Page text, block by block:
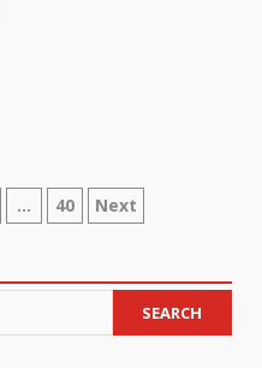
… 40 Next
SEARCH